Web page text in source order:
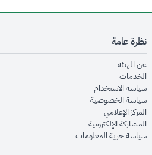
نظرة عامة
عن الهيئةopens in new window
الخدماتopens in new window
سياسة الاستخدام
سياسة الخصوصيةopens in new window
المركز الإعلاميopens in new window
المشاركة الإلكترونيةopens in new window
سياسة حرية المعلوماتopens in new window